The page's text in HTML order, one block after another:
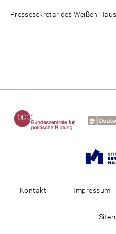
Pressesekretär des Weißen
Kontakt Impressum